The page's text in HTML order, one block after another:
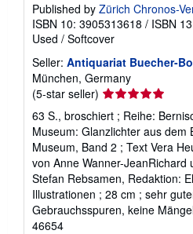
Published by Zürich Chronos-
ISBN 10: 3905313618 / ISBN
Used / Softcover
Seller: Antiquariat Buecher-
München, Germany
(5-star seller) Seller
rating
5
out
of
5
stars
63 S., broschiert ; Reihe:
Museum: Glanzlichter aus dem
Museum, Band 2 ; Text Vera
von Anne Wanner-JeanRichard
Stefan Rebsamen, Redaktion:
Illustrationen ; 28 cm ; sehr
Gebrauchsspuren, keine
46654